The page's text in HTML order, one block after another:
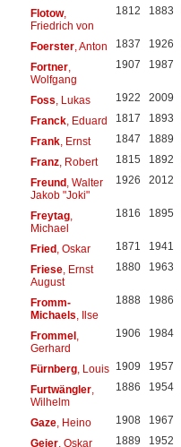
Flotow,
Friedrich von
1812 1883
Foerster, Anton 1837 1926
Fortner,
Wolfgang
1907 1987
Foss , Lukas 1922 2009
Franck, Eduard 1817 1893
Frank, Ernst 1847 1889
Franz, Robert 1815 1892
Freund, Walter
Jakob "Joki"
1926 2012
Freytag,
Michael
1816 1895
Fried, Oskar 1871 1941
Friese, Ernst
August
1880 1963
Fromm-
Michaels , Ilse
1888 1986
Frommel,
Gerhard
1906 1984
Fürnberg, Louis 1909 1957
Furtwängler,
Wilhelm
1886 1954
Gaze, Heino 1908 1967
Geier, Oskar 1889 1952